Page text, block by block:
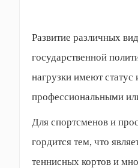
Развитие различных
государственной
нагрузки имеют статус
профессиональными
Для спортсменов и
гордится тем, что
теннисных кортов и